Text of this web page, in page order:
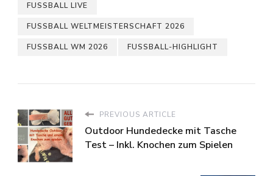
beendet,
startet mit
Kanada und
FUSSBALL LIVE
FUSSBALL WELTMEISTERSCHAFT 2026
FUSSBALL WM 2026 FUSSBALL-HIGHLIGHT
PREVIOUS ARTICLE
Outdoor Hundedecke mit Tasche
Test – Inkl. Knochen zum Spielen